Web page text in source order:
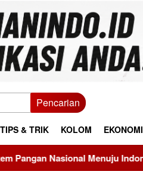
Pencarian
TIPS & TRIK KOLOM EKONOMI
Menuju Indonesia Emas 2045